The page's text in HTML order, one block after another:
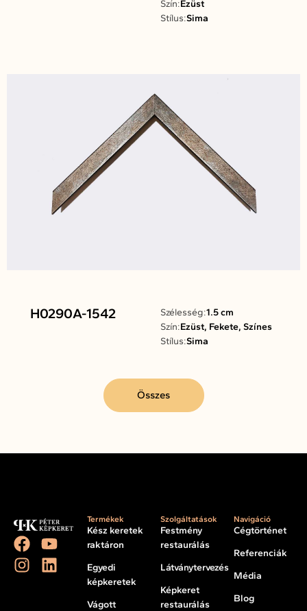
Szín:Ezüst
Stílus:Sima
H0290A-1542 Szélesség:1.5 cm
Szín:Ezüst, Fekete, Színes
Stílus:Sima
Összes
Termékek
Kész keretek
raktáron
Egyedi
képkeretek
Vágott
Szolgáltatások
Festmény
restaurálás
Látványtervezés
Képkeret
restaurálás
Navigáció
Cégtörténet
Referenciák
Média
Blog